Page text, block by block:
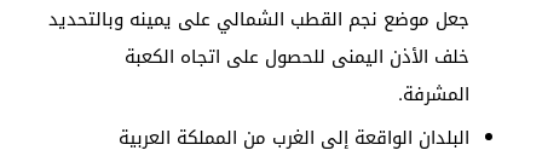
جعل موضع نجم القطب الشمالي على يمينه وبالتحديد
خلف الأذن اليمنى للحصول على اتجاه الكعبة
المشرفة.
البلدان الواقعة إلى الغرب من المملكة العربية